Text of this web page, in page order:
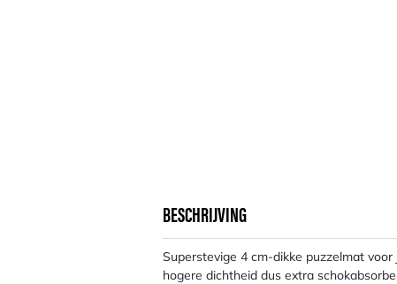
BESCHRIJVING
Superstevige 4 cm-dikke puzzelmat
hogere dichtheid dus extra